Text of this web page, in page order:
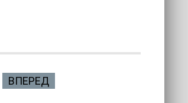
ВПЕРЕД